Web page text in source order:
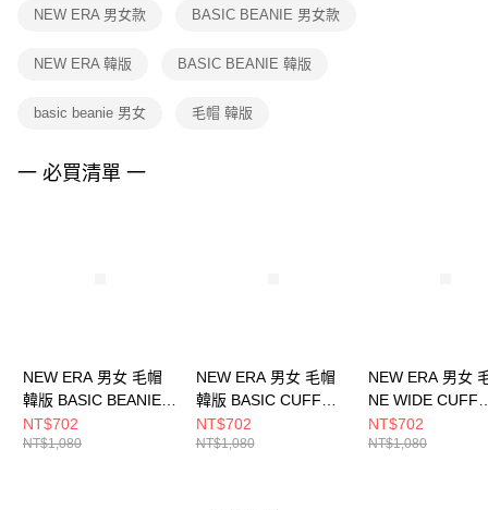
權轉讓予恩沛科技股份有限公司。
３．未成年的使用者請事先徵得法定代理人或監護人之同意方可使用
任。
請求用戶進行身份認證。
５．嚴禁一人註冊多個帳號或使用他人資訊註冊。若發現惡意使用之情形，
NEW ERA 男女款 BASIC BEANIE 男女款
NEW ERA 韓版 BASIC BEANIE 韓版
basic beanie 男女 毛帽 韓版
一 必買清單 一
NEW ERA 男女 毛帽
韓版 BASIC BEANIE
NE NE14440826
NT$702
NT$1,080
NEW ERA 男女 毛帽
韓版 BASIC CUFF
BEANIE NE
NE14447223
NT$702
NT$1,080
NEW ERA 男女
NE WIDE CUFF
BEANIE NE
NE60565427
NT$702
NT$1,080